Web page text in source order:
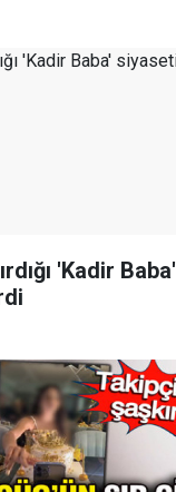
'Kadir Baba'